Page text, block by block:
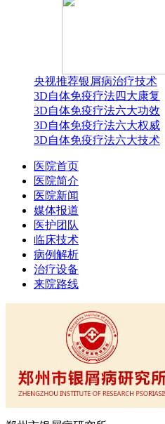
央视推荐银屑病治疗技术
3D自体免疫疗法四大康复
3D自体免疫疗法六大功效
3D自体免疫疗法六大权威
3D自体免疫疗法六大技术
医院首页
医院简介
医院新闻
媒体报道
医护团队
临床技术
病例解析
治疗设备
来院路线